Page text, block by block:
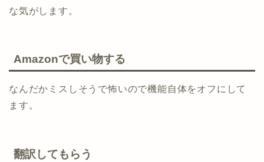
な気がします。
Amazonで買い物する
なんだかミスしそうで怖いので機能自体をオフにして
ます。
翻訳してもらう